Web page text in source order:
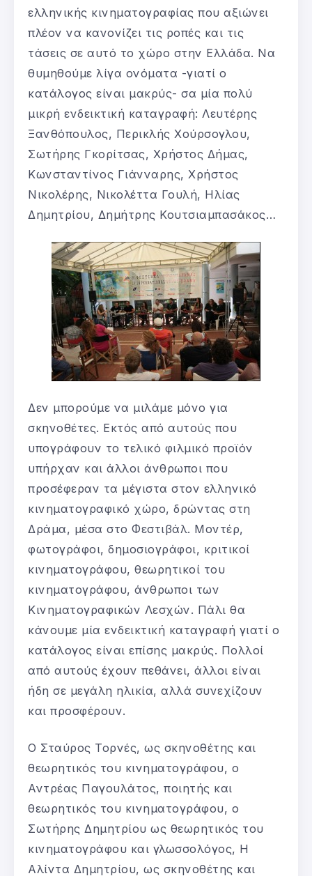
ελληνικής κινηματογραφίας που αξιώνει
πλέον να κανονίζει τις ροπές και τις
τάσεις σε αυτό το χώρο στην Ελλάδα. Να
θυμηθούμε λίγα ονόματα -γιατί ο
κατάλογος είναι μακρύς- σα μία πολύ
μικρή ενδεικτική καταγραφή: Λευτέρης
Ξανθόπουλος, Περικλής Χούρσογλου,
Σωτήρης Γκορίτσας, Χρήστος Δήμας,
Κωνσταντίνος Γιάνναρης, Χρήστος
Νικολέρης, Νικολέττα Γουλή, Ηλίας
Δημητρίου, Δημήτρης Κουτσιαμπασάκος…
Δεν μπορούμε να μιλάμε μόνο για
σκηνοθέτες. Εκτός από αυτούς που
υπογράφουν το τελικό φιλμικό προϊόν
υπήρχαν και άλλοι άνθρωποι που
προσέφεραν τα μέγιστα στον ελληνικό
κινηματογραφικό χώρο, δρώντας στη
Δράμα, μέσα στο Φεστιβάλ. Μοντέρ,
φωτογράφοι, δημοσιογράφοι, κριτικοί
κινηματογράφου, θεωρητικοί του
κινηματογράφου, άνθρωποι των
Κινηματογραφικών Λεσχών. Πάλι θα
κάνουμε μία ενδεικτική καταγραφή γιατί ο
κατάλογος είναι επίσης μακρύς. Πολλοί
από αυτούς έχουν πεθάνει, άλλοι είναι
ήδη σε μεγάλη ηλικία, αλλά συνεχίζουν
και προσφέρουν.
Ο Σταύρος Τορνές, ως σκηνοθέτης και
θεωρητικός του κινηματογράφου, ο
Αντρέας Παγουλάτος, ποιητής και
θεωρητικός του κινηματογράφου, ο
Σωτήρης Δημητρίου ως θεωρητικός του
κινηματογράφου και γλωσσολόγος, Η
Αλίντα Δημητρίου, ως σκηνοθέτης και